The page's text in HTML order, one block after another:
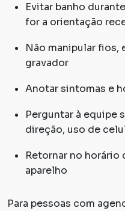
Evitar banho
for a orientação
Não manipular fios,
gravador
Anotar sintomas e
Perguntar à equipe
direção, uso de
Retornar no horário
aparelho
Para pessoas com